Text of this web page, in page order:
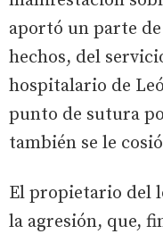
aportó un parte
hechos, del
hospitalario de
punto de sutura
también se le
El propietario del
la agresión, que,